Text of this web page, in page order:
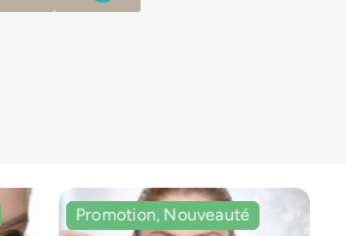
Promotion, Nouveauté
Promotion, Nouveauté